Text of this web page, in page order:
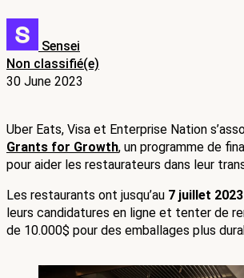
Sensei
Non classifié(e)
30 June 2023
Grants for Growth, un programme de
pour aider les restaurateurs dans leur
Les restaurants ont jusqu’au 7 juillet 2023
leurs candidatures en ligne et tenter de
de 10.000$ pour des emballages plus